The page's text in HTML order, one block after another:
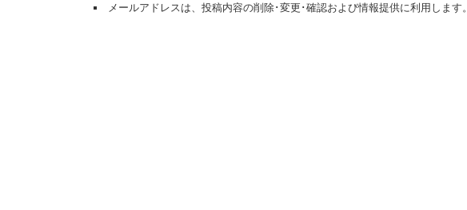
メールアドレスは、投稿内容の削除･変更･確認および情報提供に利用します。